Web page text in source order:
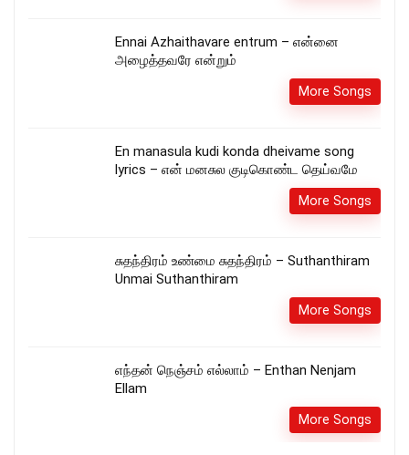
Ennai Azhaithavare entrum – என்னை
அழைத்தவரே என்றும்
More Songs
En manasula kudi konda dheivame song
lyrics – என் மனசுல குடிகொண்ட தெய்வமே
More Songs
சுதந்திரம் உண்மை சுதந்திரம் – Suthanthiram
Unmai Suthanthiram
More Songs
எந்தன் நெஞ்சம் எல்லாம் – Enthan Nenjam
Ellam
More Songs